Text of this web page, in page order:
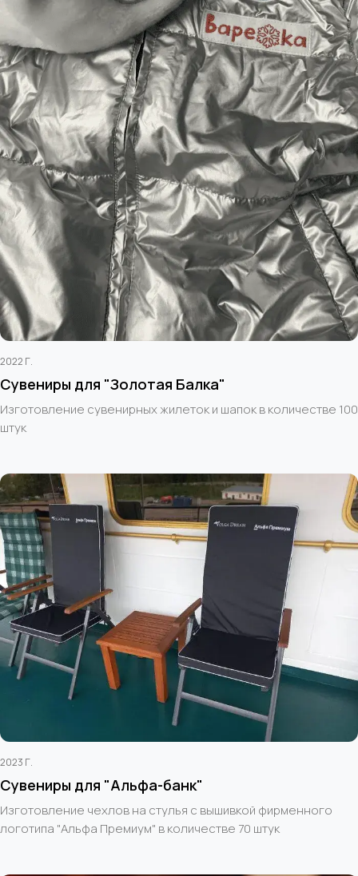
2022 Г.
Сувениры для "Золотая Балка"
Изготовление сувенирных жилеток и шапок в количестве 100
штук
2023 Г.
Сувениры для "Альфа-банк"
Изготовление чехлов на стулья с вышивкой фирменного
логотипа "Альфа Премиум" в количестве 70 штук